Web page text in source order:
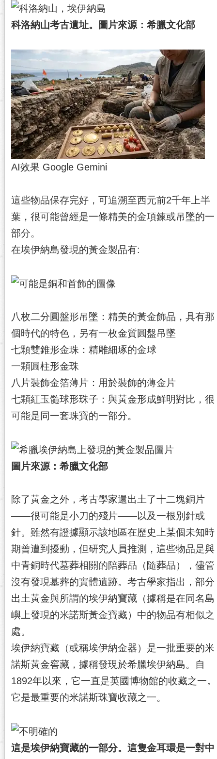
科洛納山考古遺址。圖片來源：希臘文化部
AI效果 Google Gemini
這些物品保存完好，可追溯至西元前2千年上半
葉，很可能曾經是一條精美的金項鍊或吊墜的一
部分。
在埃伊納島發現的黃金製品有:
八枚二分圓盤形吊墜：精美的黃金飾品，具有那
個時代的特色，另有一枚金質圓盤吊墜
七顆雙錐形金珠：精雕細琢的金球
一顆圓柱形金珠
八片裝飾金箔薄片：用於裝飾的薄金片
七顆紅玉髓球形珠子：與黃金形成鮮明對比，很
可能是同一套珠寶的一部分。
圖片來源：希臘文化部
除了黃金之外，考古學家還出土了十二塊銅片
——很可能是小刀的殘片——以及一根別針或
針。雖然有證據顯示該地區在歷史上某個未知時
期曾遭到擾動，但研究人員推測，這些物品是與
中青銅時代墓葬相關的陪葬品（隨葬品），儘管
沒有發現墓葬的實體遺跡。考古學家指出，部分
出土黃金與所謂的埃伊納寶藏（據稱是在同名島
嶼上發現的米諾斯黃金寶藏）中的物品有相似之
處。
埃伊納寶藏（或稱埃伊納金器）是一批重要的米
諾斯黃金窖藏，據稱發現於希臘埃伊納島。自
1892年以來，它一直是英國博物館的收藏之一。
它是最重要的米諾斯珠寶收藏之一。
這是埃伊納寶藏的一部分。這隻金耳環是一對中